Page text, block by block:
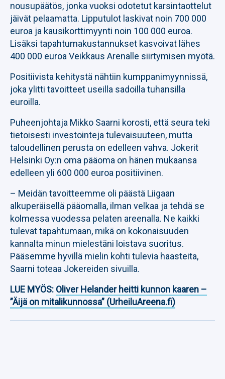
nousupäätös, jonka vuoksi odotetut karsintaottelut
jäivät pelaamatta. Lipputulot laskivat noin 700 000
euroa ja kausikorttimyynti noin 100 000 euroa.
Lisäksi tapahtumakustannukset kasvoivat lähes
400 000 euroa Veikkaus Arenalle siirtymisen myötä.
Positiivista kehitystä nähtiin kumppanimyynnissä,
joka ylitti tavoitteet useilla sadoilla tuhansilla
euroilla.
Puheenjohtaja Mikko Saarni korosti, että seura teki
tietoisesti investointeja tulevaisuuteen, mutta
taloudellinen perusta on edelleen vahva. Jokerit
Helsinki Oy:n oma pääoma on hänen mukaansa
edelleen yli 600 000 euroa positiivinen.
– Meidän tavoitteemme oli päästä Liigaan
alkuperäisellä pääomalla, ilman velkaa ja tehdä se
kolmessa vuodessa pelaten areenalla. Ne kaikki
tulevat tapahtumaan, mikä on kokonaisuuden
kannalta minun mielestäni loistava suoritus.
Pääsemme hyvillä mielin kohti tulevia haasteita,
Saarni toteaa Jokereiden sivuilla.
LUE MYÖS: Oliver Helander heitti kunnon kaaren –
”Äijä on mitalikunnossa” (UrheiluAreena.fi)